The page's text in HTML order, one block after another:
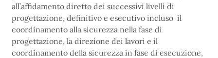
all’affidamento diretto dei successivi livelli di
progettazione, definitivo e esecutivo incluso il
coordinamento alla sicurezza nella fase di
progettazione, la direzione dei lavori e il
coordinamento della sicurezza in fase di esecuzione,